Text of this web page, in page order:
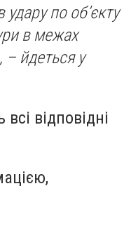
удару по об’єкту
в межах
– йдеться у
відповідні